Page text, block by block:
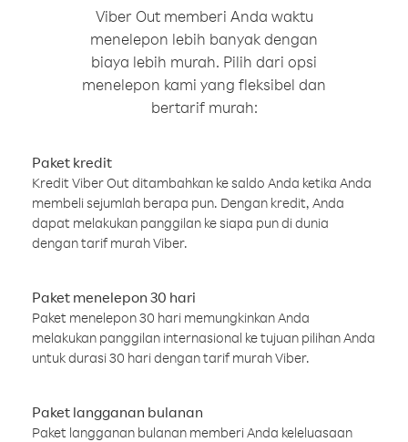
Viber Out memberi Anda waktu
menelepon lebih banyak dengan
biaya lebih murah. Pilih dari opsi
menelepon kami yang fleksibel dan
bertarif murah:
Paket kredit
Kredit Viber Out ditambahkan ke saldo Anda ketika Anda
membeli sejumlah berapa pun. Dengan kredit, Anda
dapat melakukan panggilan ke siapa pun di dunia
dengan tarif murah Viber.
Paket menelepon 30 hari
Paket menelepon 30 hari memungkinkan Anda
melakukan panggilan internasional ke tujuan pilihan Anda
untuk durasi 30 hari dengan tarif murah Viber.
Paket langganan bulanan
Paket langganan bulanan memberi Anda keleluasaan